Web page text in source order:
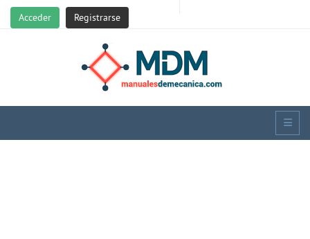
Acceder Registrarse